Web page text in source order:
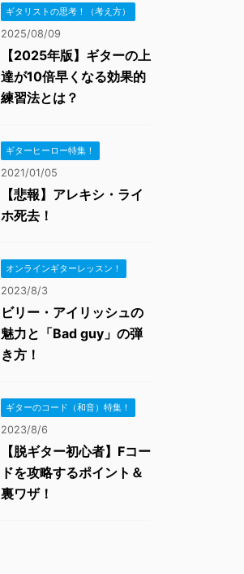
ギタリストの思考！（考え方）
2025/08/09
【2025年版】ギターの上
達が10倍早くなる効果的
練習法とは？
ギターヒーロー特集！
2021/01/05
【悲報】アレキシ・ライ
ホ死去！
オンラインギターレッスン！
2023/8/3
ビリー・アイリッシュの
魅力と「Bad guy」の弾
き方！
ギターのコード（和音）特集！
2023/8/6
【脱ギター初心者】Fコー
ドを攻略するポイント＆
裏ワザ！